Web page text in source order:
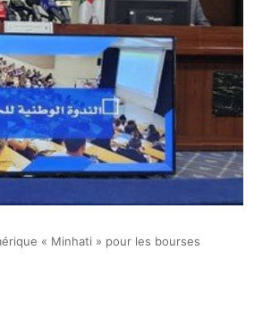
« Minhati » pour les bourses